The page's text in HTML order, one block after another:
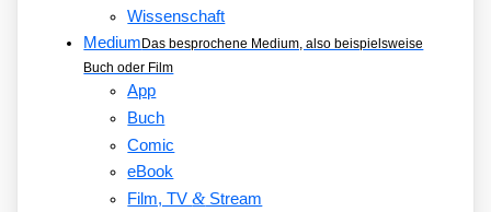
Wissenschaft
Medium Das besprochene Medium, also beispielsweise
Buch oder Film
App
Buch
Comic
eBook
Film, TV&Stream